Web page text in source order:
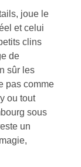
joue le
et celui
clins
de
sûr les
pas comme
ou tout
sous
un